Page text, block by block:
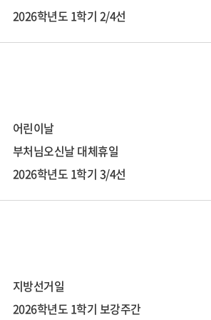
2026학년도 1학기 2/4선
어린이날
부처님오신날 대체휴일
2026학년도 1학기 3/4선
지방선거일
2026학년도 1학기 보강주간